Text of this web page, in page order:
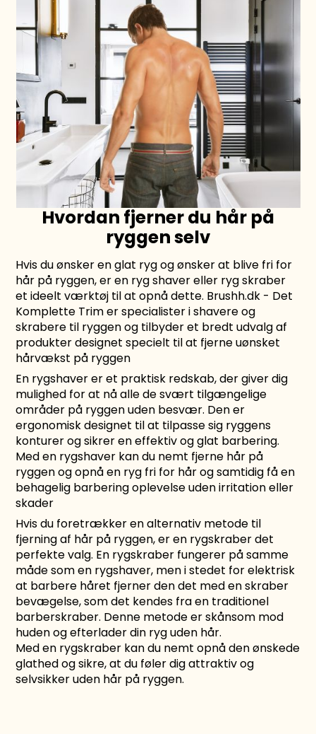
Hvordan fjerner du hår på
ryggen selv
Hvis du ønsker en glat ryg og ønsker at blive fri for
hår på ryggen, er en ryg shaver eller ryg skraber
et ideelt værktøj til at opnå dette. Brushh.dk - Det
Komplette Trim er specialister i shavere og
skrabere til ryggen og tilbyder et bredt udvalg af
produkter designet specielt til at fjerne uønsket
hårvækst på ryggen
En rygshaver er et praktisk redskab, der giver dig
mulighed for at nå alle de svært tilgængelige
områder på ryggen uden besvær. Den er
ergonomisk designet til at tilpasse sig ryggens
konturer og sikrer en effektiv og glat barbering.
Med en rygshaver kan du nemt fjerne hår på
ryggen og opnå en ryg fri for hår og samtidig få en
behagelig barbering oplevelse uden irritation eller
skader
Hvis du foretrækker en alternativ metode til
fjerning af hår på ryggen, er en rygskraber det
perfekte valg. En rygskraber fungerer på samme
måde som en rygshaver, men i stedet for elektrisk
at barbere håret fjerner den det med en skraber
bevægelse, som det kendes fra en traditionel
barberskraber. Denne metode er skånsom mod
huden og efterlader din ryg uden hår.
Med en rygskraber kan du nemt opnå den ønskede
glathed og sikre, at du føler dig attraktiv og
selvsikker uden hår på ryggen.